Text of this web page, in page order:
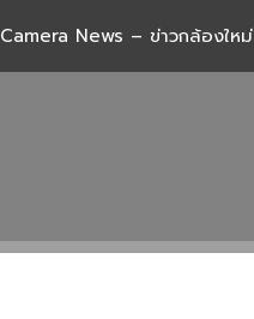
Camera News – ข่าวกล้องใหม่